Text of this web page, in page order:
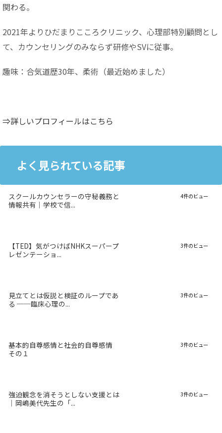
関わる。
2021年よりひだまりこころクリニック、心理部特別顧問とし
て、カウンセリングのみならず研修やSVに従事。
趣味：合気道歴30年、柔術（最近始めました）
⇒詳しいプロフィールはこちら
よく見られている記事
スクールカウンセラーの守秘義務と
情報共有｜学校で信...
4件のビュー
【TED】気がつけばNHKスーパープ
レゼンテーショ...
3件のビュー
見立てとは仮説と検証のループであ
る ──臨床心理の...
3件のビュー
基本的自尊感情と社会的自尊感情
その１
3件のビュー
強迫観念を消そうとしない支援とは
｜岡嶋美代先生の「...
3件のビュー